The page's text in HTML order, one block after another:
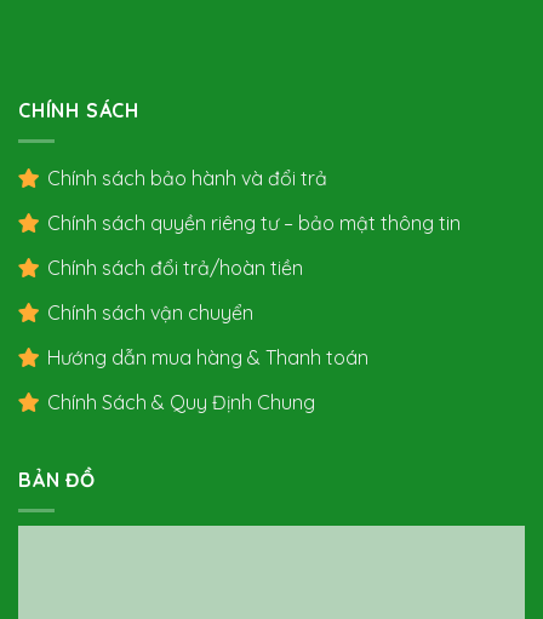
CHÍNH SÁCH
Chính sách bảo hành và đổi trả
Chính sách quyền riêng tư – bảo mật thông tin
Chính sách đổi trả/hoàn tiền
Chính sách vận chuyển
Hướng dẫn mua hàng & Thanh toán
Chính Sách & Quy Định Chung
BẢN ĐỒ